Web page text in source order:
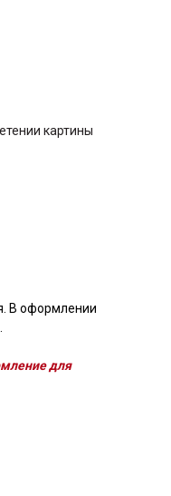
картины
В оформлении
для